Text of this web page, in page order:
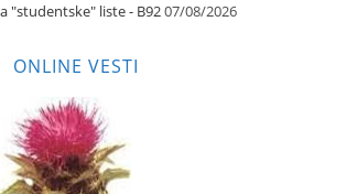
"studentske" liste - B9207/08/2026
ONLINE VESTI